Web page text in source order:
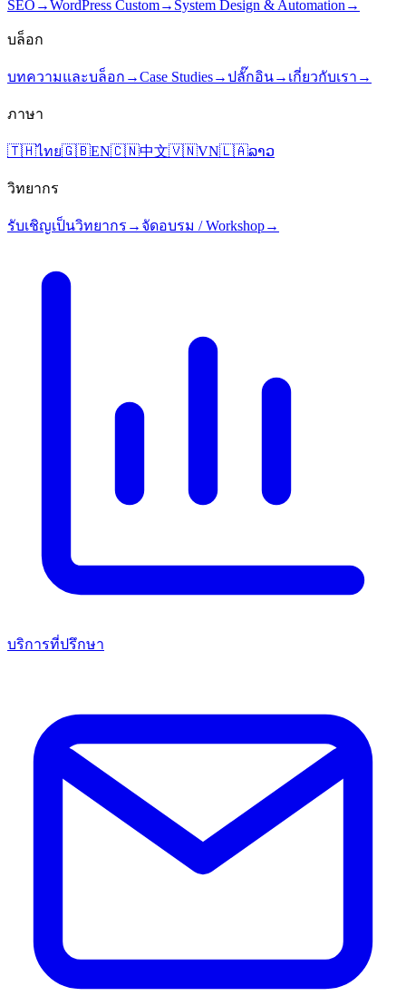
SEO →WordPress Custom→ System Design & Automation →
บล็อก
บทความและบล็อก →Case Studies→ปลั๊กอิน→ เกี่ยวกับเรา →
ภาษา
🇹🇭ไทย🇬🇧EN🇨🇳中文🇻🇳VN🇱🇦ລາວ
วิทยากร
รับเชิญเป็นวิทยากร → จัดอบรม / Workshop→
บริการที่ปรึกษา